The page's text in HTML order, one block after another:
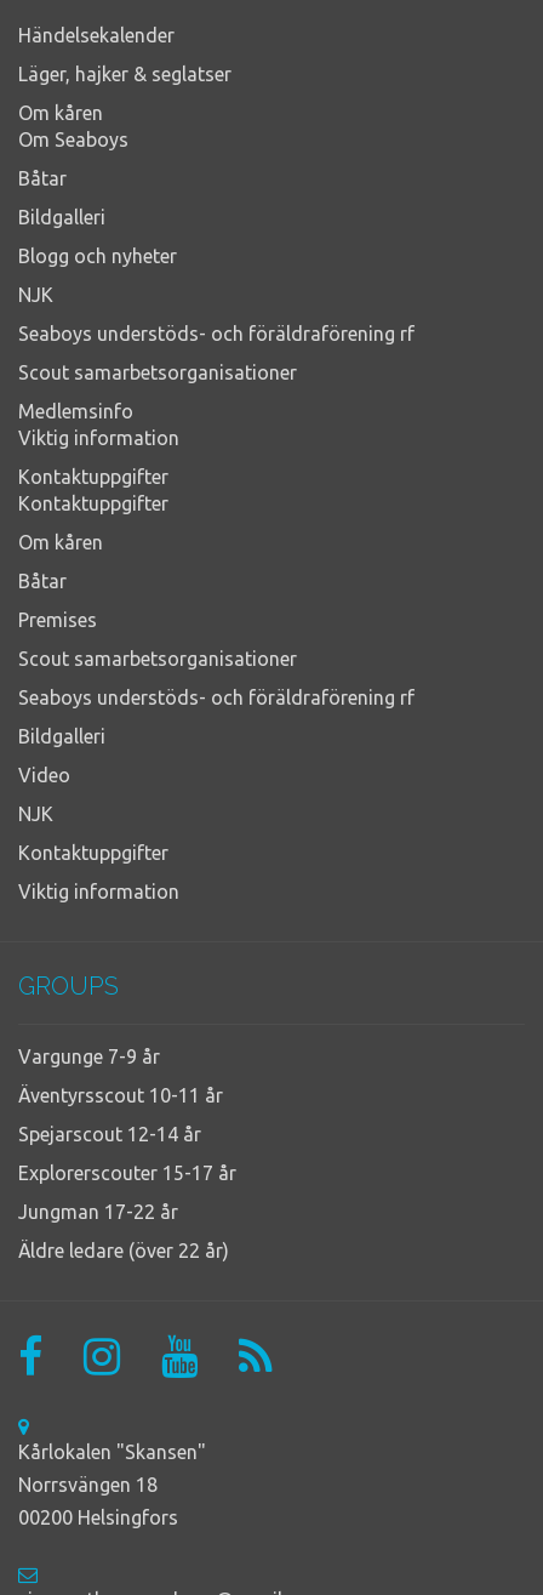
Händelsekalender
Läger, hajker & seglatser
Om kåren
Om Seaboys
Båtar
Bildgalleri
Blogg och nyheter
NJK
Seaboys understöds- och föräldraförening rf
Scout samarbetsorganisationer
Medlemsinfo
Viktig information
Kontaktuppgifter
Kontaktuppgifter
Om kåren
Båtar
Premises
Scout samarbetsorganisationer
Seaboys understöds- och föräldraförening rf
Bildgalleri
Video
NJK
Kontaktuppgifter
Viktig information
GROUPS
Vargunge 7-9 år
Äventyrsscout 10-11 år
Spejarscout 12-14 år
Explorerscouter 15-17 år
Jungman 17-22 år
Äldre ledare (över 22 år)
Kårlokalen "Skansen"
Norrsvängen 18
00200 Helsingfors